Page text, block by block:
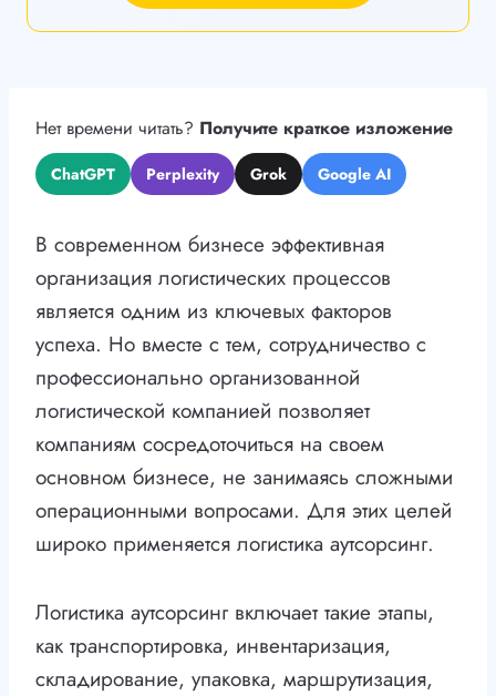
Нет времени читать? Получите краткое изложение
ChatGPT Perplexity Grok Google AI
В современном бизнесе эффективная
организация логистических процессов
является одним из ключевых факторов
успеха. Но вместе с тем, сотрудничество с
профессионально организованной
логистической компанией позволяет
компаниям сосредоточиться на своем
основном бизнесе, не занимаясь сложными
операционными вопросами. Для этих целей
широко применяется логистика аутсорсинг.
Логистика аутсорсинг включает такие этапы,
как транспортировка, инвентаризация,
складирование, упаковка, маршрутизация,